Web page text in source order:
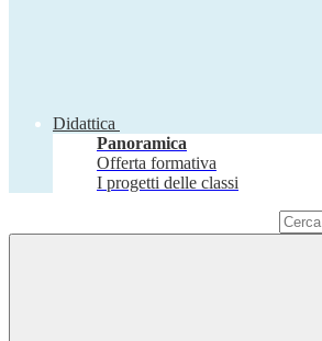
Didattica
Panoramica
Offerta formativa
I progetti delle classi